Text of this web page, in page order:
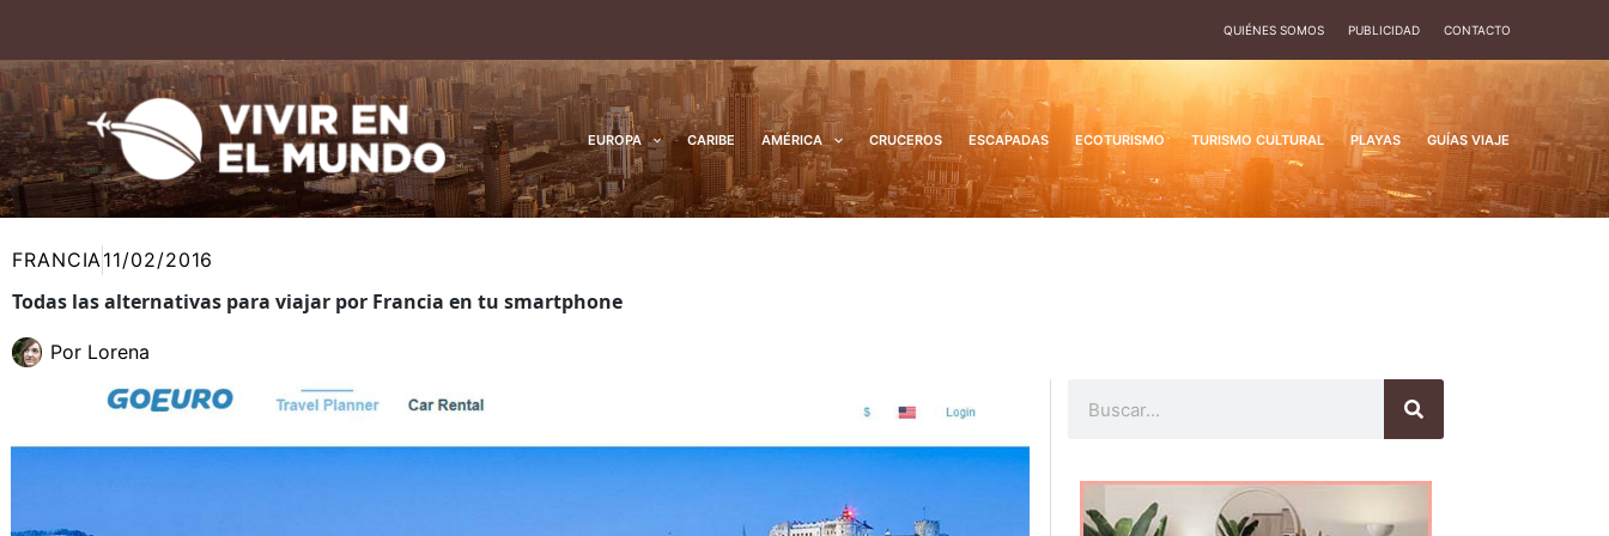
contenido
QUIÉNES SOMOS PUBLICIDAD CONTACTO
EUROPA CARIBE AMÉRICA CRUCEROS ESCAPADAS ECOTURISMO TURISMO CULTURAL PLAYAS GUÍAS VIAJE
FRANCIA11/02/2016
Todas las alternativas para viajar por Francia en tu smartphone
Por Lorena